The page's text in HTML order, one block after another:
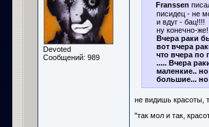
Devoted
Сообщений: 989
Franssen
писидец - не
и вдуг - бац!!!!
ну конечно-
Вчера раки
вот вчера
что вчера по
..... Вчера
маленкие..
большие... но
не видишь красоты,
"так мол и так,